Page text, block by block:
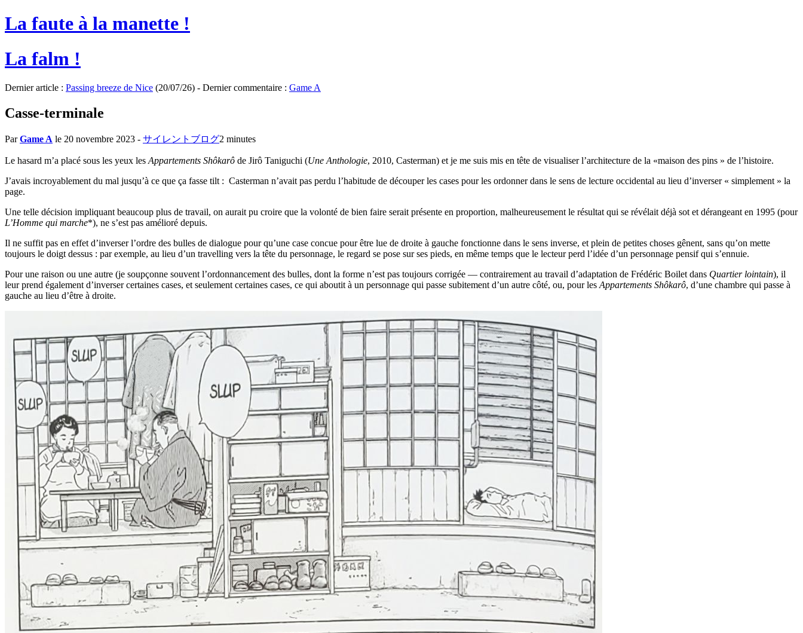
La faute à la manette !
La falm !
Dernier article : Passing breeze de Nice (20/07/26) - Dernier commentaire : Game A
Casse-terminale
ParGame A le 20 novembre 2023 - サイレントブログ2 minutes
Le hasard m’a placé sous les yeux les Appartements Shôkarô de Jirô Taniguchi (Une Anthologie, 2010, Casterman) et je me suis mis en tête de visualiser l’architecture de la «maison des pins » de l’histoire.
J’avais incroyablement du mal jusqu’à ce que ça fasse tilt : Casterman n’avait pas perdu l’habitude de découper les cases pour les ordonner dans le sens de lecture occidental au lieu d’inverser « simplement » la
page.
Une telle décision impliquant beaucoup plus de travail, on aurait pu croire que la volonté de bien faire serait présente en proportion, malheureusement le résultat qui se révélait déjà sot et dérangeant en 1995 (pour
L’Homme qui marche*), ne s’est pas amélioré depuis.
Il ne suffit pas en effet d’inverser l’ordre des bulles de dialogue pour qu’une case concue pour être lue de droite à gauche fonctionne dans le sens inverse, et plein de petites choses gênent, sans qu’on mette
toujours le doigt dessus : par exemple, au lieu d’un travelling vers la tête du personnage, le regard se pose sur ses pieds, en même temps que le lecteur perd l’idée d’un personnage pensif qui s’ennuie.
Pour une raison ou une autre (je soupçonne souvent l’ordonnancement des bulles, dont la forme n’est pas toujours corrigée — contrairement au travail d’adaptation de Frédéric Boilet dans Quartier lointain), il
leur prend également d’inverser certaines cases, et seulement certaines cases, ce qui aboutit à un personnage qui passe subitement d’un autre côté, ou, pour les Appartements Shôkarô, d’une chambre qui passe à
gauche au lieu d’être à droite.